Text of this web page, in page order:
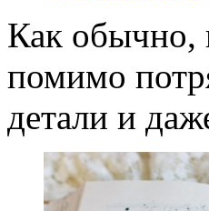
Как обычно,
помимо
детали и